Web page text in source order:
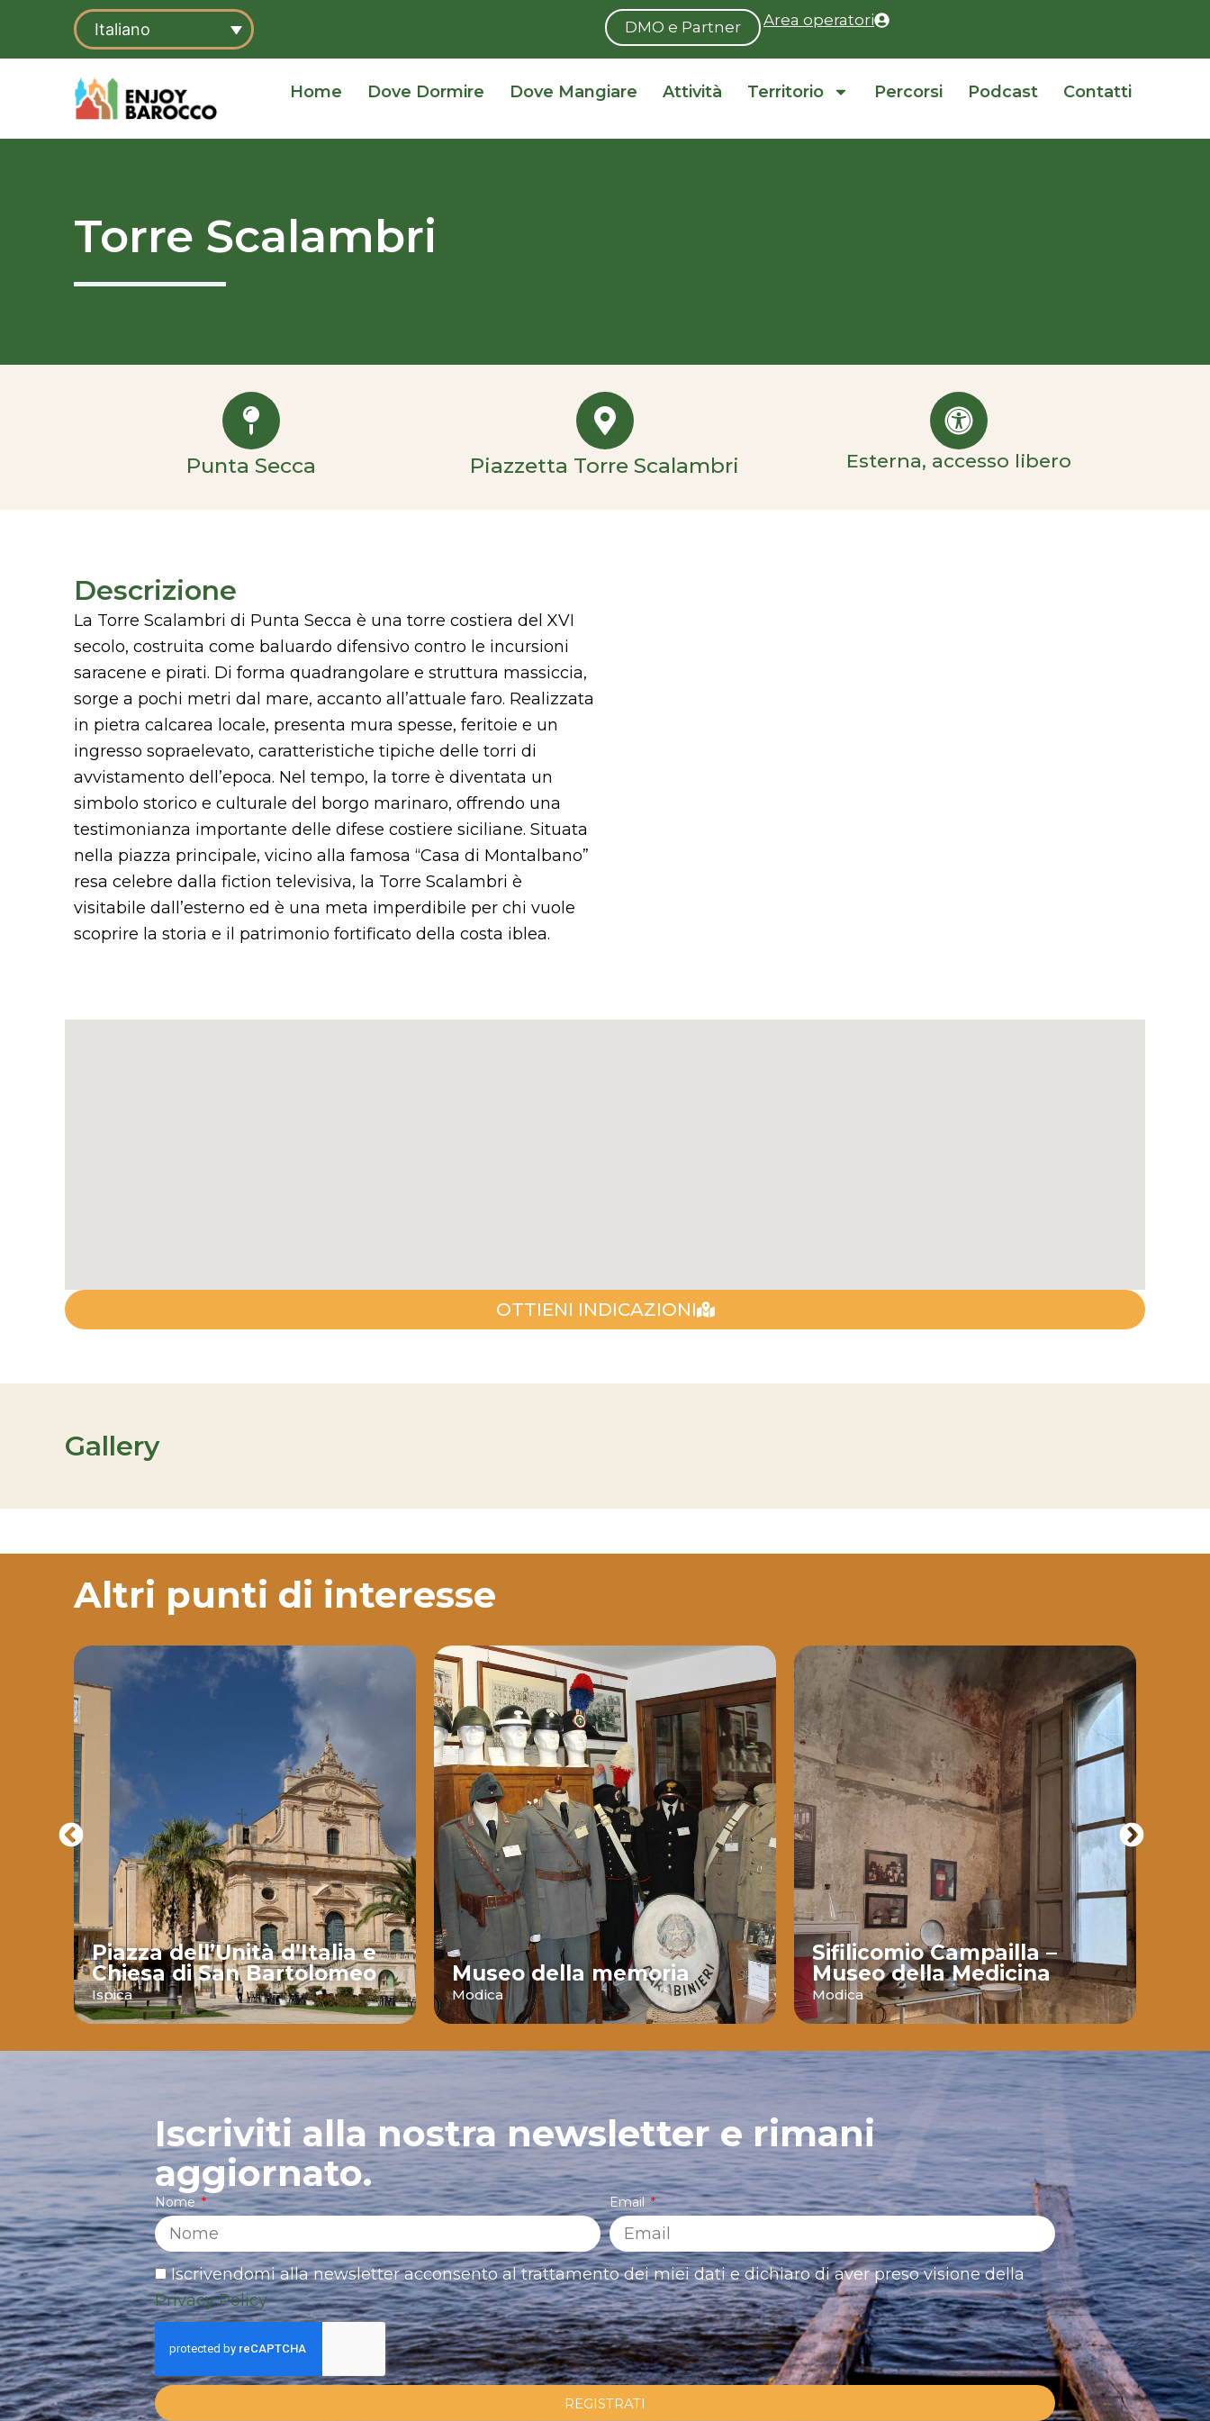
contenuto
Italiano DMO e Partner Area operatori
Home Dove Dormire Dove Mangiare Attività Territorio Percorsi Podcast Contatti
Torre Scalambri
Punta Secca Piazzetta Torre Scalambri Esterna, accesso libero
Descrizione
La Torre Scalambri di Punta Secca è una torre costiera del XVI
secolo, costruita come baluardo difensivo contro le incursioni
saracene e pirati. Di forma quadrangolare e struttura massiccia,
sorge a pochi metri dal mare, accanto all’attuale faro. Realizzata
in pietra calcarea locale, presenta mura spesse, feritoie e un
ingresso sopraelevato, caratteristiche tipiche delle torri di
avvistamento dell’epoca. Nel tempo, la torre è diventata un
simbolo storico e culturale del borgo marinaro, offrendo una
testimonianza importante delle difese costiere siciliane. Situata
nella piazza principale, vicino alla famosa “Casa di Montalbano”
resa celebre dalla fiction televisiva, la Torre Scalambri è
visitabile dall’esterno ed è una meta imperdibile per chi vuole
scoprire la storia e il patrimonio fortificato della costa iblea.
OTTIENI INDICAZIONI
Gallery
Altri punti di interesse
Piazza dell’Unità d’Italia e
Chiesa di San Bartolomeo
Ispica
Museo della memoria
Modica
Sifilicomio Campailla –
Museo della Medicina
Modica
Iscriviti alla nostra newsletter e rimani
aggiornato.
Nome Email
Iscrivendomi alla newsletter acconsento al trattamento dei miei dati e dichiaro di aver preso visione della
Privacy Policy
REGISTRATI